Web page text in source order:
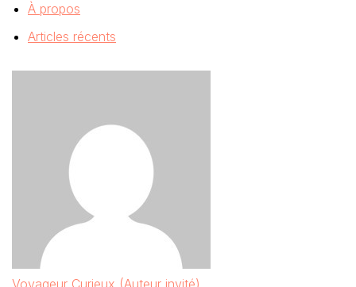
À propos
Articles récents